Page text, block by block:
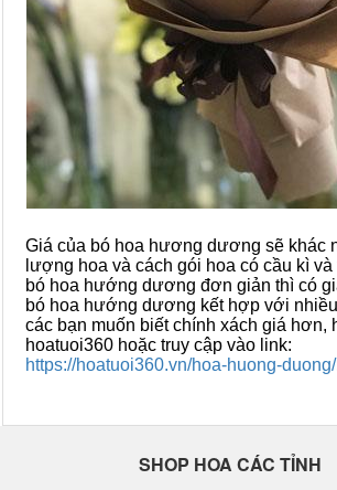
Giá của bó hoa hương dương sẽ khác
lượng hoa và cách gói hoa có cầu kì
bó hoa hướng dương đơn giản thì có
bó hoa hướng dương kết hợp với
các bạn muốn biết chính xách giá hơn,
hoatuoi360 hoặc truy cập vào link:
https://hoatuoi360.vn/hoa-huong-duong/
SHOP HOA CÁC TỈNH